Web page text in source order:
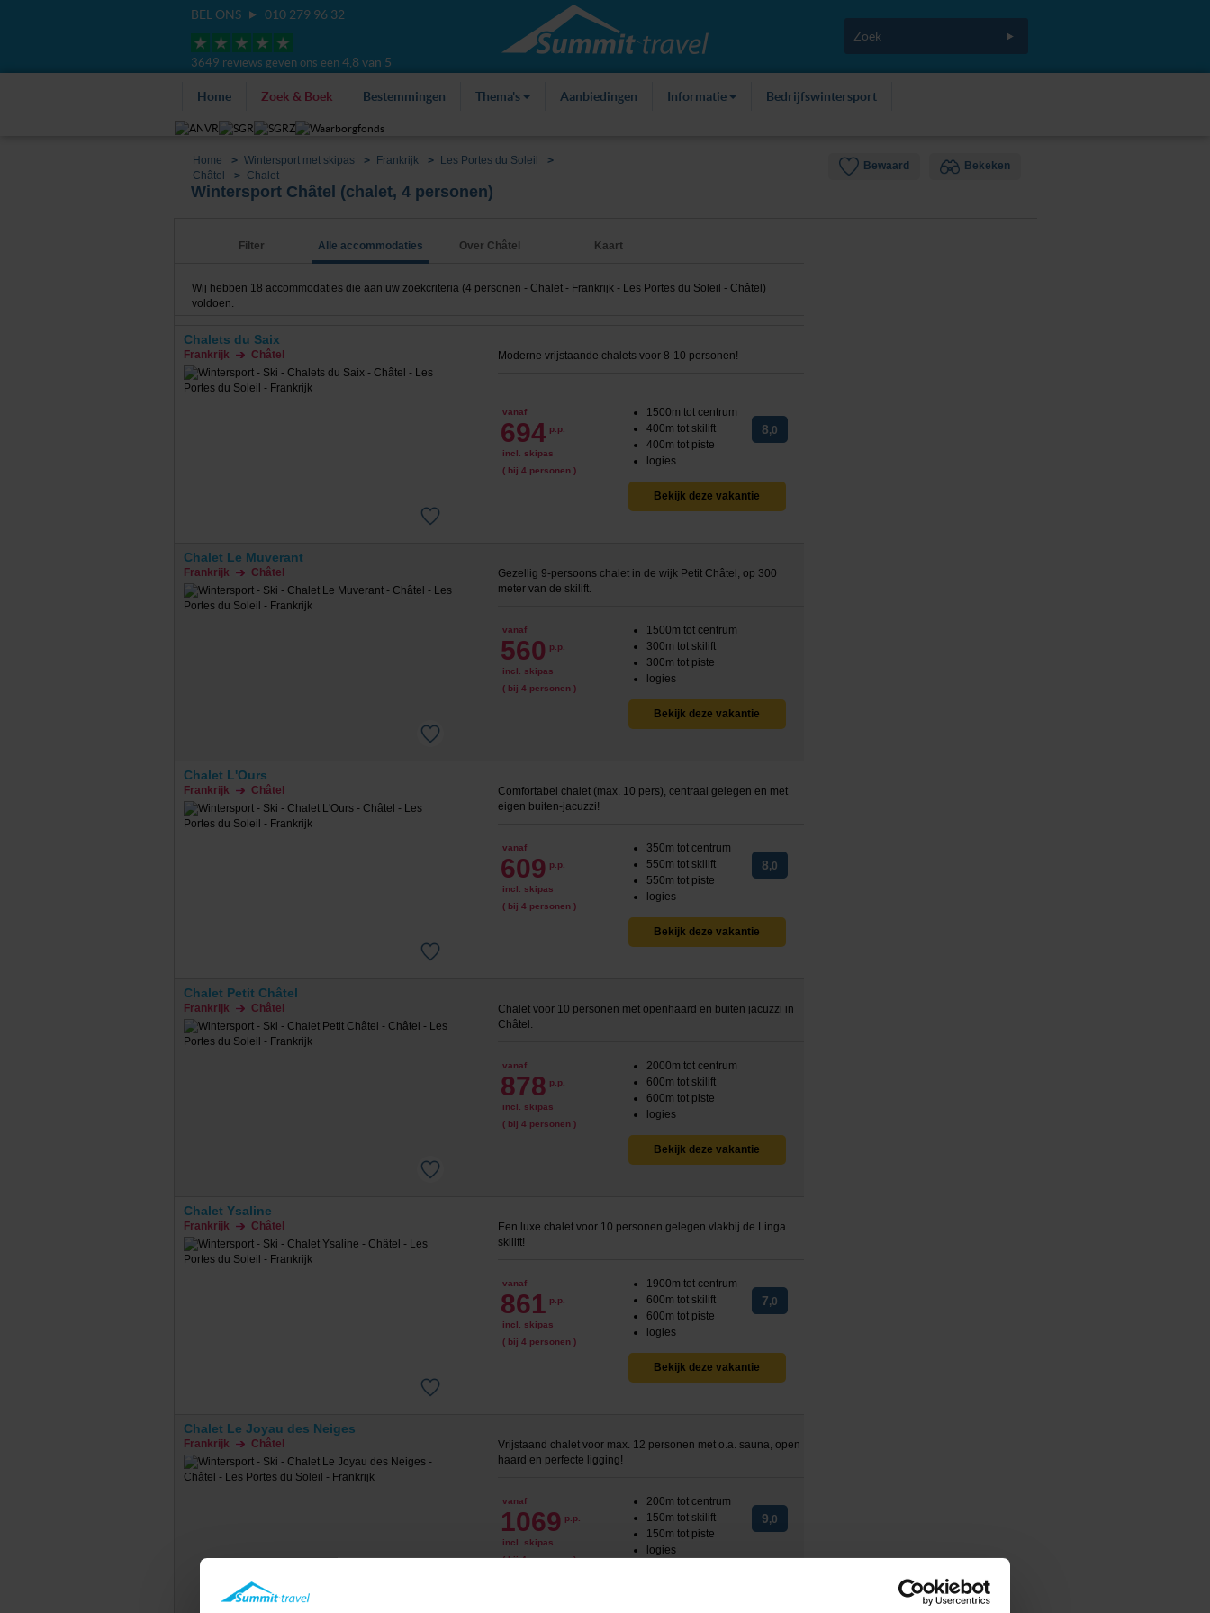
BEL ONS 010 279 96 32
3649 reviews geven ons een 4,8 van 5
Home Zoek & Boek Bestemmingen Thema's Aanbiedingen Informatie Bedrijfswintersport
Bewaard Bekeken
Home Wintersport met skipas Frankrijk
Les Portes du Soleil
Châtel
Chalet
Wintersport Châtel (chalet, 4 personen)
Filter Alle accommodaties Over Châtel Kaart
Wij hebben 18 accommodaties die aan uw zoekcriteria (4 personen - Chalet - Frankrijk - Les Portes du Soleil - Châtel)
voldoen.
Chalets du Saix
Frankrijk Châtel Moderne vrijstaande chalets voor 8-10 personen!
vanaf
694 p.p.
incl. skipas
( bij 4 personen )
1500m tot centrum
400m tot skilift
400m tot piste
logies
8,0
Bekijk deze vakantie
Chalet Le Muverant
Frankrijk Châtel
Gezellig 9-persoons chalet in de wijk Petit Châtel, op 300
meter van de skilift.
vanaf
560 p.p.
incl. skipas
( bij 4 personen )
1500m tot centrum
300m tot skilift
300m tot piste
logies
Bekijk deze vakantie
Chalet L'Ours
Frankrijk Châtel
Comfortabel chalet (max. 10 pers), centraal gelegen en met
eigen buiten-jacuzzi!
vanaf
609 p.p.
incl. skipas
( bij 4 personen )
350m tot centrum
550m tot skilift
550m tot piste
logies
8,0
Bekijk deze vakantie
Chalet Petit Châtel
Frankrijk Châtel
Chalet voor 10 personen met openhaard en buiten jacuzzi in
Châtel.
vanaf
878 p.p.
incl. skipas
( bij 4 personen )
2000m tot centrum
600m tot skilift
600m tot piste
logies
Bekijk deze vakantie
Chalet Ysaline
Frankrijk Châtel
Een luxe chalet voor 10 personen gelegen vlakbij de Linga
skilift!
vanaf
861 p.p.
incl. skipas
( bij 4 personen )
1900m tot centrum
600m tot skilift
600m tot piste
logies
7,0
Bekijk deze vakantie
Chalet Le Joyau des Neiges
Frankrijk Châtel
Vrijstaand chalet voor max. 12 personen met o.a. sauna, open
haard en perfecte ligging!
vanaf
1069 p.p.
incl. skipas
( bij 4 personen )
200m tot centrum
150m tot skilift
150m tot piste
logies
9,0